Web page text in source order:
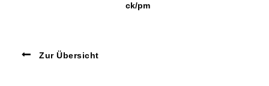
ck/pm
Zur Übersicht